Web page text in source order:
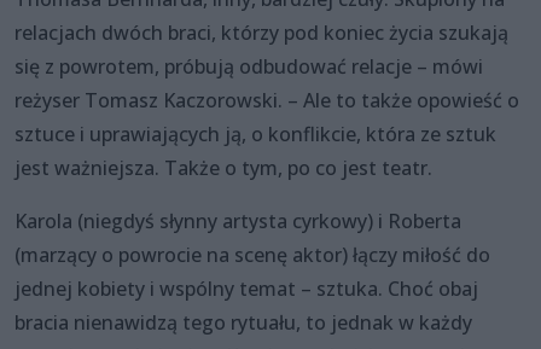
relacjach dwóch braci, którzy pod koniec życia szukają
się z powrotem, próbują odbudować relacje – mówi
reżyser Tomasz Kaczorowski. – Ale to także opowieść o
sztuce i uprawiających ją, o konflikcie, która ze sztuk
jest ważniejsza. Także o tym, po co jest teatr.
Karola (niegdyś słynny artysta cyrkowy) i Roberta
(marzący o powrocie na scenę aktor) łączy miłość do
jednej kobiety i wspólny temat – sztuka. Choć obaj
bracia nienawidzą tego rytuału, to jednak w każdy